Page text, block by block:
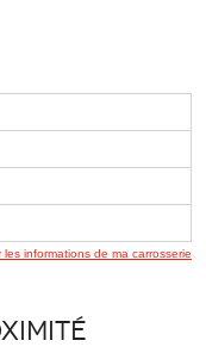
les informations de ma carrosserie